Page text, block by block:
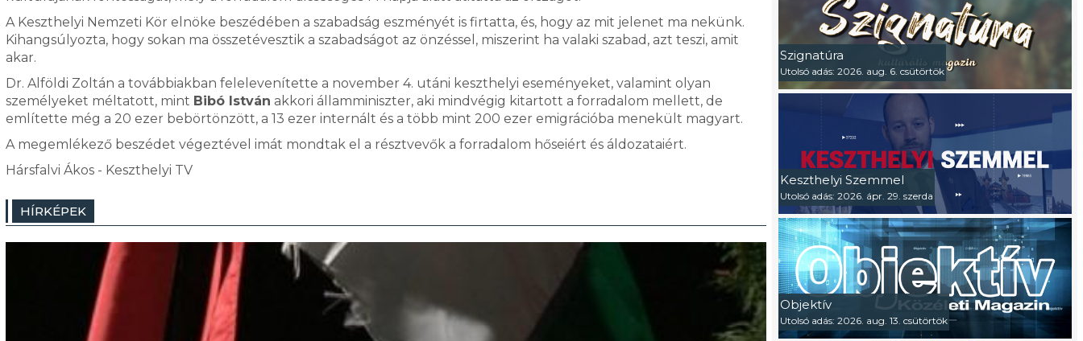
A Keszthelyi Nemzeti Kör elnöke beszédében a szabadság eszményét is firtatta, és, hogy az mit jelenet ma nekünk.
Kihangsúlyozta, hogy sokan ma összetévesztik a szabadságot az önzéssel, miszerint ha valaki szabad, azt teszi, amit
akar.
Dr. Alföldi Zoltán a továbbiakban felelevenítette a november 4. utáni keszthelyi eseményeket, valamint olyan
személyeket méltatott, mint Bibó István akkori államminiszter, aki mindvégig kitartott a forradalom mellett, de
említette még a 20 ezer bebörtönzött, a 13 ezer internált és a több mint 200 ezer emigrációba menekült magyart.
A megemlékező beszédet végeztével imát mondtak el a résztvevők a forradalom hőseiért és áldozataiért.
Hársfalvi Ákos - Keszthelyi TV
HÍRKÉPEK
Szignatúra
Utolsó adás: 2026. aug. 6. csütörtök
Keszthelyi Szemmel
Utolsó adás: 2026. ápr. 29. szerda
Objektív
Utolsó adás: 2026. aug. 13. csütörtök